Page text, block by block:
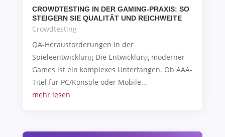
CROWDTESTING IN DER GAMING-PRAXIS: SO
STEIGERN SIE QUALITÄT UND REICHWEITE
Crowdtesting
QA-Herausforderungen in der
Spieleentwicklung Die Entwicklung moderner
Games ist ein komplexes Unterfangen. Ob AAA-
Titel für PC/Konsole oder Mobile...
mehr lesen